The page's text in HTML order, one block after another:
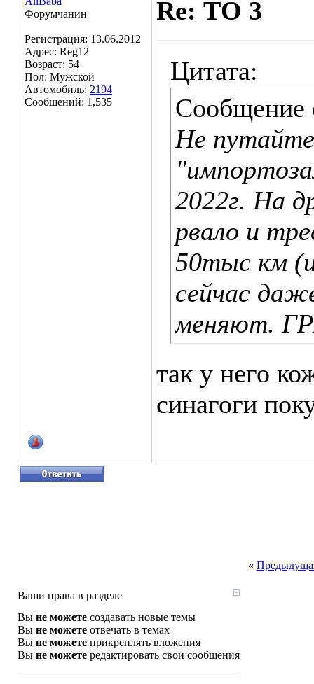
Форумчанин
Регистрация: 13.06.2012
Адрес: Reg12
Возраст: 54
Пол: Мужской
Автомобиль: 2194
Сообщений: 1,535
Re: ТО 3
Цитата:
Сообщение
Не
2022г. На
рвало и
50тыс км
сейчас
меняют.
так у него
синагоги
«
Ваши права в разделе
Вы не можете создавать новые темы
Вы не можете отвечать в темах
Вы не можете прикреплять вложения
Вы не можете редактировать свои сообщения